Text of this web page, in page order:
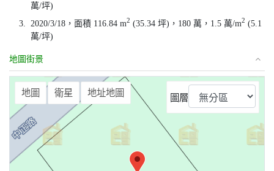
萬/坪)
3.
2020/3/18，面積 116.84 m2 (35.34 坪)，180 萬，1.5 萬/m2 (5.1
萬/坪)
地圖街景
⤢
地圖 衛星 地址地圖
圖層